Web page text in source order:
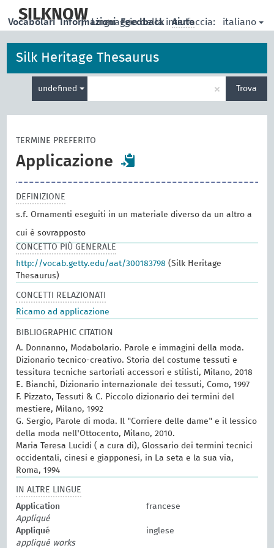
main
SILKNOW
| Linguaggio della interfaccia: italiano
Vocabolari Informazioni Feedback Aiuto
Silk Heritage Thesaurus
undefined
per
ricerca
× Trova
TERMINE PREFERITO
Applicazione
DEFINIZIONE
s.f. Ornamenti eseguiti in un materiale diverso da un altro a
cui è sovrapposto
CONCETTO PIÙ GENERALE
http://vocab.getty.edu/aat/300183798 (Silk Heritage
Thesaurus)
CONCETTI RELAZIONATI
Ricamo ad applicazione
BIBLIOGRAPHIC CITATION
A. Donnanno, Modabolario. Parole e immagini della moda.
Dizionario tecnico-creativo. Storia del costume tessuti e
tessitura tecniche sartoriali accessori e stilisti, Milano, 2018
E. Bianchi, Dizionario internazionale dei tessuti, Como, 1997
F. Pizzato, Tessuti & C. Piccolo dizionario dei termini del
mestiere, Milano, 1992
G. Sergio, Parole di moda. Il "Corriere delle dame" e il lessico
della moda nell'Ottocento, Milano, 2010.
Maria Teresa Lucidi ( a cura di), Glossario dei termini tecnici
occidentali, cinesi e giapponesi, in La seta e la sua via,
Roma, 1994
IN ALTRE LINGUE
Application
francese
Appliqué
Appliqué
inglese
appliqué works